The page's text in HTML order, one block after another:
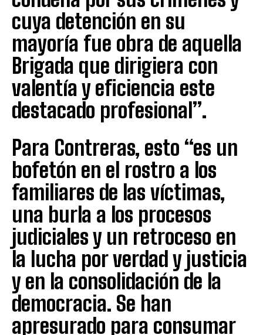
cuya detención en su
mayoría fue obra de aquella
Brigada que dirigiera con
valentía y eficiencia este
destacado profesional”.
Para Contreras, esto “es un
bofetón en el rostro a los
familiares de las víctimas,
una burla a los procesos
judiciales y un retroceso en
la lucha por verdad y justicia
y en la consolidación de la
democracia. Se han
apresurado para consumar